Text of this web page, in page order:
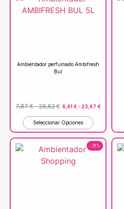
Ambientador perfumado Ambifresh
Bul
7,87€ -26,62€ 6,41 € - 23,47 €
Seleccionar Opciones
- 31%